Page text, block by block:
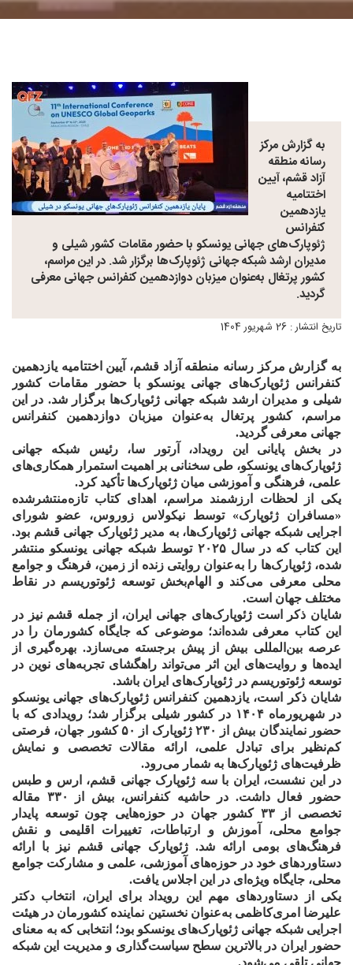
به گزارش مرکز
رسانه منطقه
آزاد قشم، آیین
اختتامیه
یازدهمین
کنفرانس
ژئوپارک‌های جهانی یونسکو با حضور مقامات کشور شیلی و
مدیران ارشد شبکه جهانی ژئوپارک‌ها برگزار شد. در این مراسم،
کشور پرتغال به‌عنوان میزبان دوازدهمین کنفرانس جهانی معرفی
گردید.
تاریخ انتشار : 26 شهریور 1404
به گزارش مرکز رسانه منطقه آزاد قشم، آیین اختتامیه یازدهمین
کنفرانس ژئوپارک‌های جهانی یونسکو با حضور مقامات کشور
شیلی و مدیران ارشد شبکه جهانی ژئوپارک‌ها برگزار شد. در این
مراسم، کشور پرتغال به‌عنوان میزبان دوازدهمین کنفرانس
جهانی معرفی گردید.
در بخش پایانی این رویداد، آرتور سا، رئیس شبکه جهانی
ژئوپارک‌های یونسکو، طی سخنانی بر اهمیت استمرار همکاری‌های
علمی، فرهنگی و آموزشی میان ژئوپارک‌ها تأکید کرد.
یکی از لحظات ارزشمند مراسم، اهدای کتاب تازه‌منتشرشده
«مسافران ژئوپارک» توسط نیکولاس زوروس، عضو شورای
اجرایی شبکه جهانی ژئوپارک‌ها، به مدیر ژئوپارک جهانی قشم بود.
این کتاب که در سال ۲۰۲۵ توسط شبکه جهانی یونسکو منتشر
شده، ژئوپارک‌ها را به‌عنوان روایتی زنده از زمین، فرهنگ و جوامع
محلی معرفی می‌کند و الهام‌بخش توسعه ژئوتوریسم در نقاط
مختلف جهان است.
شایان ذکر است ژئوپارک‌های جهانی ایران، از جمله قشم نیز در
این کتاب معرفی شده‌اند؛ موضوعی که جایگاه کشورمان را در
عرصه بین‌المللی بیش از پیش برجسته می‌سازد. بهره‌گیری از
ایده‌ها و روایت‌های این اثر می‌تواند راهگشای تجربه‌های نوین در
توسعه ژئوتوریسم در ژئوپارک‌های ایران باشد.
شایان ذکر است، یازدهمین کنفرانس ژئوپارک‌های جهانی یونسکو
در شهریورماه ۱۴۰۴ در کشور شیلی برگزار شد؛ رویدادی که با
حضور نمایندگان بیش از ۲۳۰ ژئوپارک از ۵۰ کشور جهان، فرصتی
کم‌نظیر برای تبادل علمی، ارائه مقالات تخصصی و نمایش
ظرفیت‌های ژئوپارک‌ها به شمار می‌رود.
در این نشست، ایران با سه ژئوپارک جهانی قشم، ارس و طبس
حضور فعال داشت. در حاشیه کنفرانس، بیش از ۳۳۰ مقاله
تخصصی از ۳۳ کشور جهان در حوزه‌هایی چون توسعه پایدار
جوامع محلی، آموزش و ارتباطات، تغییرات اقلیمی و نقش
فرهنگ‌های بومی ارائه شد. ژئوپارک جهانی قشم نیز با ارائه
دستاوردهای خود در حوزه‌های آموزشی، علمی و مشارکت جوامع
محلی، جایگاه ویژه‌ای در این اجلاس یافت.
یکی از دستاوردهای مهم این رویداد برای ایران، انتخاب دکتر
علیرضا امری‌کاظمی به‌عنوان نخستین نماینده کشورمان در هیئت
اجرایی شبکه جهانی ژئوپارک‌های یونسکو بود؛ انتخابی که به معنای
حضور ایران در بالاترین سطح سیاست‌گذاری و مدیریت این شبکه
جهانی تلقی می‌شود.